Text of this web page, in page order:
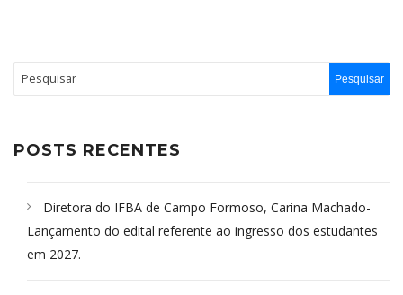
POSTS RECENTES
Diretora do IFBA de Campo Formoso, Carina Machado-
Lançamento do edital referente ao ingresso dos estudantes
em 2027.